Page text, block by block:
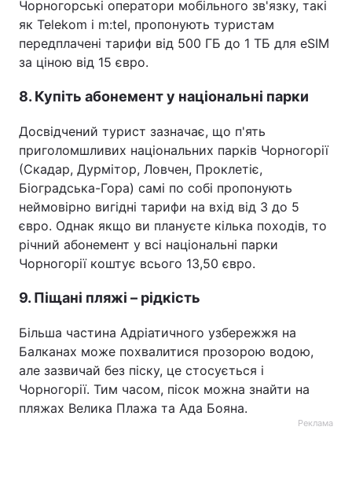
Чорногорські оператори мобільного зв'язку, такі
як Telekom і m:tel, пропонують туристам
передплачені тарифи від 500 ГБ до 1 ТБ для eSIM
за ціною від 15 євро.
8. Купіть абонемент у національні парки
Досвідчений турист зазначає, що п'ять
приголомшливих національних парків Чорногорії
(Скадар, Дурмітор, Ловчен, Проклетіє,
Біоградська-Гора) самі по собі пропонують
неймовірно вигідні тарифи на вхід від 3 до 5
євро. Однак якщо ви плануєте кілька походів, то
річний абонемент у всі національні парки
Чорногорії коштує всього 13,50 євро.
9. Піщані пляжі – рідкість
Більша частина Адріатичного узбережжя на
Балканах може похвалитися прозорою водою,
але зазвичай без піску, це стосується і
Чорногорії. Тим часом, пісок можна знайти на
пляжах Велика Плажа та Ада Бояна.
Реклама